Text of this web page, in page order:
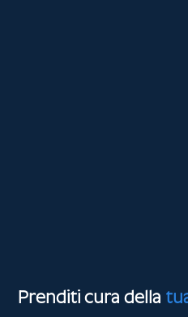
Prenditi cura della